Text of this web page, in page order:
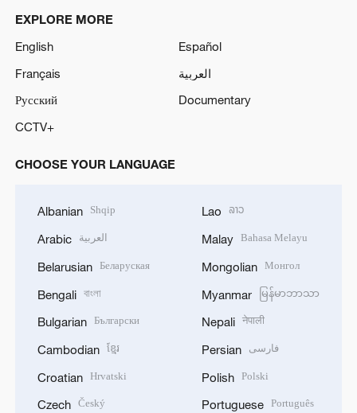
EXPLORE MORE
English
Español
Français
العربية
Русский
Documentary
CCTV+
CHOOSE YOUR LANGUAGE
Albanian Shqip
Arabic العربية
Belarusian Беларуская
Bengali বাংলা
Bulgarian Български
Cambodian ខ្មែរ
Croatian Hrvatski
Czech Český
Lao ລາວ
Malay Bahasa Melayu
Mongolian Монгол
Myanmar မြန်မာဘာသာ
Nepali नेपाली
Persian فارسی
Polish Polski
Portuguese Português